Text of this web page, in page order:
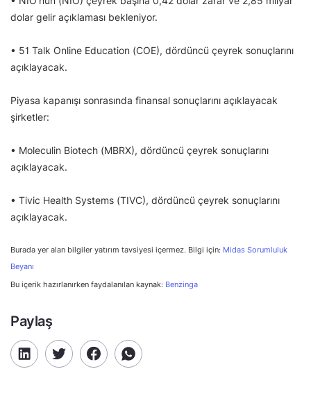
dolar gelir açıklaması bekleniyor.
• 51 Talk Online Education (COE), dördüncü çeyrek sonuçlarını
açıklayacak.
Piyasa kapanışı sonrasında finansal sonuçlarını açıklayacak
şirketler:
• Moleculin Biotech (MBRX), dördüncü çeyrek sonuçlarını
açıklayacak.
• Tivic Health Systems (TIVC), dördüncü çeyrek sonuçlarını
açıklayacak.
Burada yer alan bilgiler yatırım tavsiyesi içermez. Bilgi için: Midas Sorumluluk
Beyanı
Bu içerik hazırlanırken faydalanılan kaynak: Benzinga
Paylaş